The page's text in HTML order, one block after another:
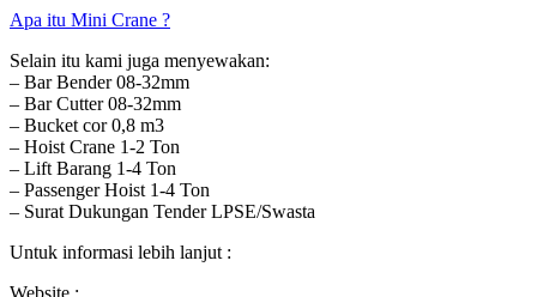
Apa itu Mini Crane ?
Selain itu kami juga menyewakan:
– Bar Bender 08-32mm
– Bar Cutter 08-32mm
– Bucket cor 0,8 m3
– Hoist Crane 1-2 Ton
– Lift Barang 1-4 Ton
– Passenger Hoist 1-4 Ton
– Surat Dukungan Tender LPSE/Swasta
Untuk informasi lebih lanjut :
Website :